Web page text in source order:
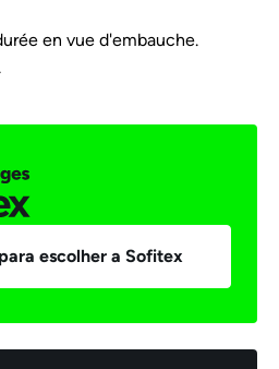
en vue d'embauche.
escolher a Sofitex